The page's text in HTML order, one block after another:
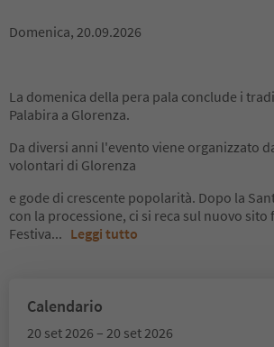
Domenica, 20.09.2026
La domenica della pera pala conclude i
Palabira a Glorenza.
Da diversi anni l'evento viene organizzato
volontari di Glorenza
e gode di crescente popolarità. Dopo la
con la processione, ci si reca sul nuovo sito
Festiva... Leggi tutto
Calendario
20 set 2026 – 20 set 2026